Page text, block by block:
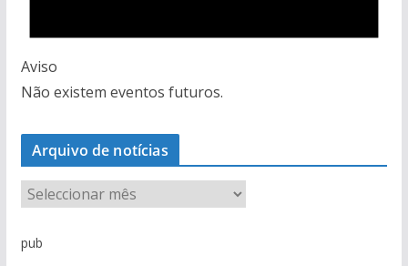
Aviso
Não existem eventos futuros.
Arquivo de notícias
q
pub